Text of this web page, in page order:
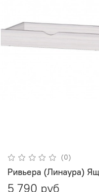
(0)
Ривьера (Линаура)
5 790 руб